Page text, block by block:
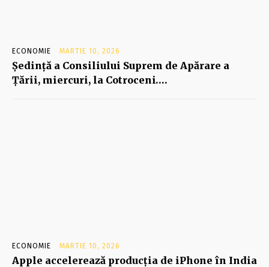
ECONOMIE MARTIE 10, 2026
Şedinţă a Consiliului Suprem de Apărare a
Ţării, miercuri, la Cotroceni….
ECONOMIE MARTIE 10, 2026
Apple accelerează producția de iPhone în India